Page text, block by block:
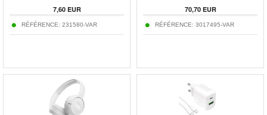
7,60EUR
RÉFÉRENCE: 231580-VAR
70,70EUR
RÉFÉRENCE: 3017495-VAR